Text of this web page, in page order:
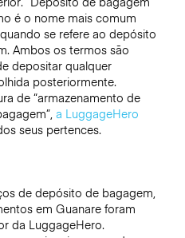
é o nome mais comum
se refere ao depósito
Ambos os termos são
depositar qualquer
posteriormente.
de “armazenamento de
a LuggageHero
seus pertences.
de depósito de bagagem,
em Guanareforam
da LuggageHero.